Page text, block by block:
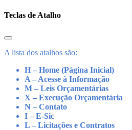
Teclas de Atalho
A lista dos atalhos são:
H – Home (Página Inicial)
A – Acesse à Informação
M – Leis Orçamentárias
X – Execução Orçamentária
N – Contato
I – E-Sic
L – Licitações e Contratos